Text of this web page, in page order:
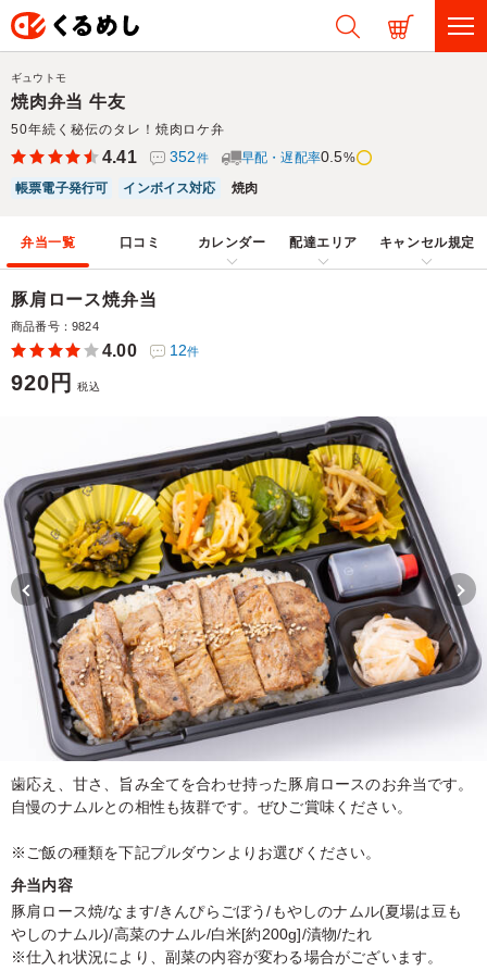
焼肉弁当 牛友
50年続く秘伝のタレ！焼肉ロケ弁
ギュウトモ
4.41 352件 早配・遅配率0.5%
帳票電子発行可
インボイス対応 焼肉
弁当一覧 口コミ カレンダー 配達エリア キャンセル規定
豚肩ロース焼弁当
商品番号：9824
4.00 12件
920円 税込
歯応え、甘さ、旨み全てを合わせ持った豚肩ロースのお弁当です。
自慢のナムルとの相性も抜群です。ぜひご賞味ください。
※ご飯の種類を下記プルダウンよりお選びください。
弁当内容
豚肩ロース焼/なます/きんぴらごぼう/もやしのナムル(夏場は豆も
やしのナムル)/高菜のナムル/白米[約200g]/漬物/たれ
※仕入れ状況により、副菜の内容が変わる場合がございます。